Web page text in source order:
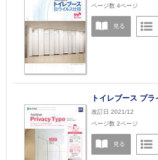
ページ数 4ページ
トイレブース プ
改訂日 2021/12
ページ数 2ページ